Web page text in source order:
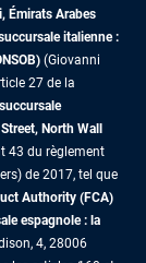
Émirats Arabes
italienne :
(Giovanni
27 de la
succursale
North Wall
43 du règlement
de 2017, tel que
Authority (FCA)
espagnole : la
4, 28006